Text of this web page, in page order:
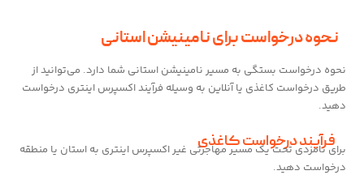
نحوه درخواست برای نامینیشن استانی
نحوه درخواست بستگی به مسیر نامینیشن استانی شما دارد. می‌توانید از
طریق درخواست کاغذی یا آنلاین به وسیله فرآیند اکسپرس اینتری درخواست
دهید.
فرآیند درخواست کاغذی
برای نامزدی تحت یک مسیر مهاجرتی غیر اکسپرس اینتری به استان یا منطقه
درخواست دهید.